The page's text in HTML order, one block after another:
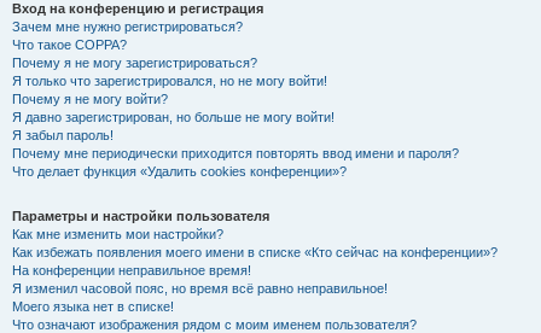
Вход на конференцию и регистрация
Зачем мне нужно регистрироваться?
Что такое COPPA?
Почему я не могу зарегистрироваться?
Я только что зарегистрировался, но не могу войти!
Почему я не могу войти?
Я давно зарегистрирован, но больше не могу войти!
Я забыл пароль!
Почему мне периодически приходится повторять ввод имени и пароля?
Что делает функция «Удалить cookies конференции»?
Параметры и настройки пользователя
Как мне изменить мои настройки?
Как избежать появления моего имени в списке «Кто сейчас на конференции»?
На конференции неправильное время!
Я изменил часовой пояс, но время всё равно неправильное!
Моего языка нет в списке!
Что означают изображения рядом с моим именем пользователя?